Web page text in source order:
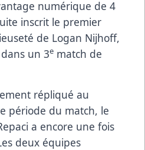
numérique de 4
inscrit le premier
de Logan Nijhoff,
un 3e match de
répliqué au
période du match, le
a encore une fois
deux équipes